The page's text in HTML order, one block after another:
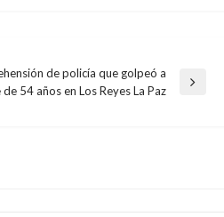
de policía que golpeó a
54 años en Los Reyes La Paz